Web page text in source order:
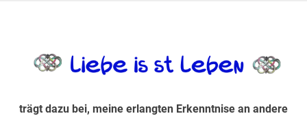
Suche sind, egal in welchen Bereichen.
trägt dazu bei, meine erlangten Erkenntnise an andere